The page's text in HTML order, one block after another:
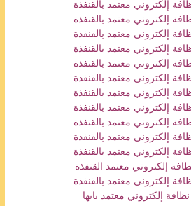
إلكتروني معتمد بالقنفذة
إلكتروني معتمد بالقنفذة
إلكتروني معتمد بالقنفذة
إلكتروني معتمد بالقنفذة
إلكتروني معتمد بالقنفذة
إلكتروني معتمد بالقنفذة
إلكتروني معتمد بالقنفذة
إلكتروني معتمد بالقنفذة
إلكتروني معتمد بالقنفذة
إلكتروني معتمد بالقنفذة
إلكتروني معتمد بالقنفذة
إلكتروني معتمد القنفذة
إلكتروني معتمد بالقنفذة
إلكتروني معتمد بابها